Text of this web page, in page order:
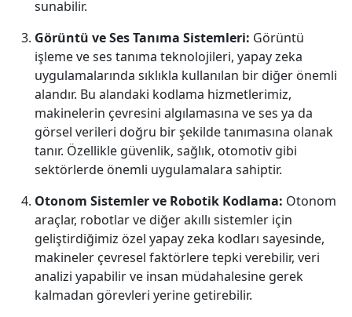
sunabilir.
Görüntü ve Ses Tanıma Sistemleri: Görüntü
işleme ve ses tanıma teknolojileri, yapay zeka
uygulamalarında sıklıkla kullanılan bir diğer önemli
alandır. Bu alandaki kodlama hizmetlerimiz,
makinelerin çevresini algılamasına ve ses ya da
görsel verileri doğru bir şekilde tanımasına olanak
tanır. Özellikle güvenlik, sağlık, otomotiv gibi
sektörlerde önemli uygulamalara sahiptir.
Otonom Sistemler ve Robotik Kodlama: Otonom
araçlar, robotlar ve diğer akıllı sistemler için
geliştirdiğimiz özel yapay zeka kodları sayesinde,
makineler çevresel faktörlere tepki verebilir, veri
analizi yapabilir ve insan müdahalesine gerek
kalmadan görevleri yerine getirebilir.